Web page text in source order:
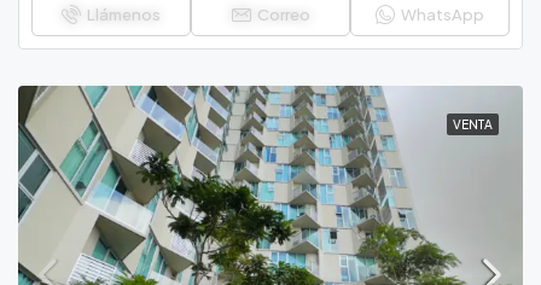
Llámenos Correo WhatsApp
VENTA